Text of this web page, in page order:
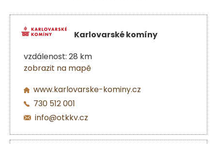
Karlovarské komíny
vzdálenost: 28 km
zobrazit na mapě
www.karlovarske-kominy.cz
730 512 001
info@otkkv.cz